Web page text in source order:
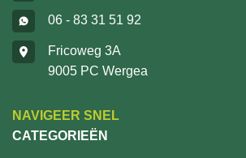
06 - 83 31 51 92
Fricoweg 3A
9005 PC Wergea
NAVIGEER SNEL
CATEGORIEËN